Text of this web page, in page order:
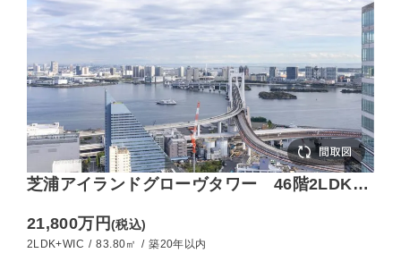
芝浦アイランドグローヴタワー 46階2LDK、
21,800万円(税込)
2LDK+WIC / 83.80㎡ / 築20年以内